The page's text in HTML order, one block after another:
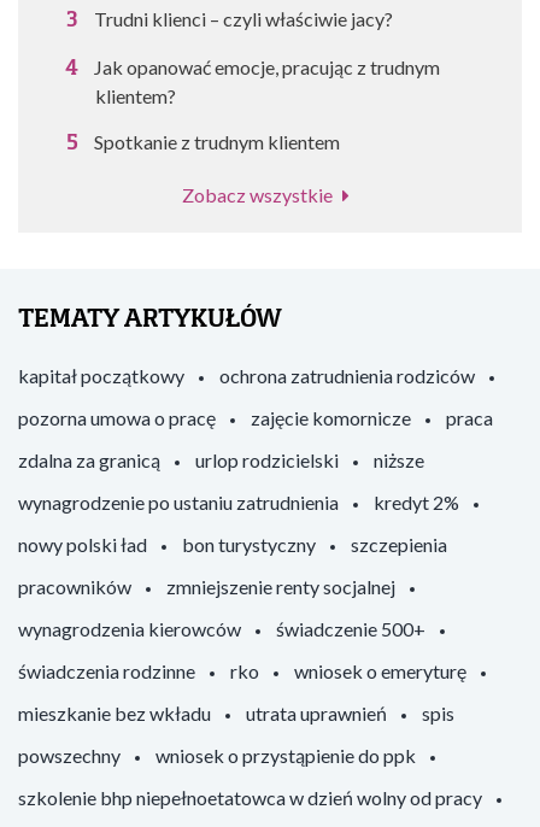
Trudni klienci – czyli właściwie jacy?
Jak opanować emocje, pracując z trudnym
klientem?
Spotkanie z trudnym klientem
Zobacz wszystkie
TEMATY ARTYKUŁÓW
kapitał początkowy
ochrona zatrudnienia rodziców
pozorna umowa o pracę
zajęcie komornicze
praca
zdalna za granicą
urlop rodzicielski
niższe
wynagrodzenie po ustaniu zatrudnienia
kredyt 2%
nowy polski ład
bon turystyczny
szczepienia
pracowników
zmniejszenie renty socjalnej
wynagrodzenia kierowców
świadczenie 500+
świadczenia rodzinne
rko
wniosek o emeryturę
mieszkanie bez wkładu
utrata uprawnień
spis
powszechny
wniosek o przystąpienie do ppk
szkolenie bhp niepełnoetatowca w dzień wolny od pracy